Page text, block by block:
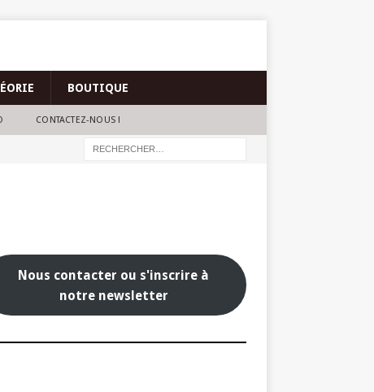
BOUTIQUE
CONTACTEZ-NOUS !
Nous contacter ou s'inscrire à
notre newsletter